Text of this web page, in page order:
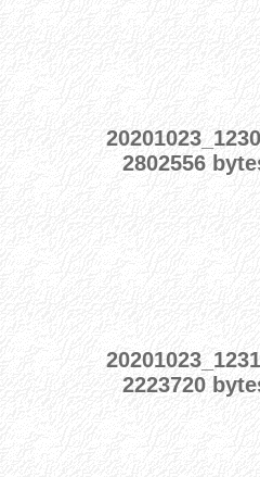
2802556
2223720